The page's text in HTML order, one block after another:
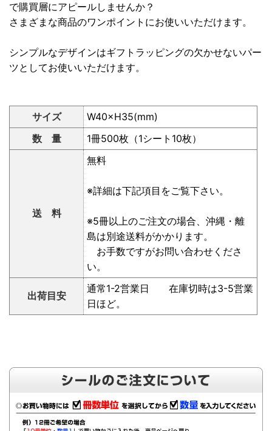
で購買層にアピールしませんか？
さまざまな商品のワンポイントにお使いいただけます。
シンプルなデザインはギフトラッピングの欠かせないパー
ツとしてお使いいただけます。
サイズ
W40×H35(mm)
数 量
1冊500枚（1シート10枚）
送 料
無料
※詳細は下記項目をご覧下さい。
※5冊以上のご注文の場合、沖縄・離
島は別途送料がかかります。
お手数ですがお問い合わせくださ
い。
出荷目安
通常1-2営業日 在庫切時は3-5営業
日ほど。